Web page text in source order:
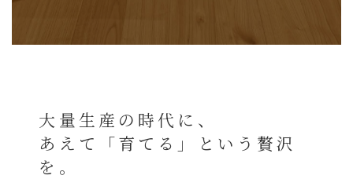
大量生産の時代に、
あえて「育てる」という贅沢
を。